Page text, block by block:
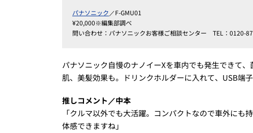
パナソニック ／F-GMU01
¥20,000※編集部調べ
問い合わせ：パナソニックお客様ご相談センター TEL：0120-
パナソニック自慢のナノイーXを車内でも発生できて
肌、美髪効果も。ドリンクホルダーに入れて、USB端
推しコメント／中本
「クルマ以外でも大活躍。コンパクトなので車外に
体感できますね」